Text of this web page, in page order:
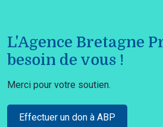
L'Agence Bretagne
besoin de vous !
Merci pour votre soutien.
Effectuer un don à ABP